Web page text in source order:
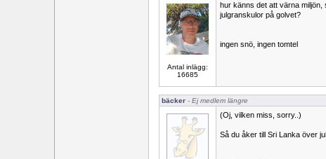
Antal inlägg:
16685
hur känns det att värna miljön,
julgranskulor på golvet?
ingen snö, ingen tomtel
bäcker - Ej medlem längre
(Oj, vilken miss, sorry..)
Så du åker till Sri Lanka över